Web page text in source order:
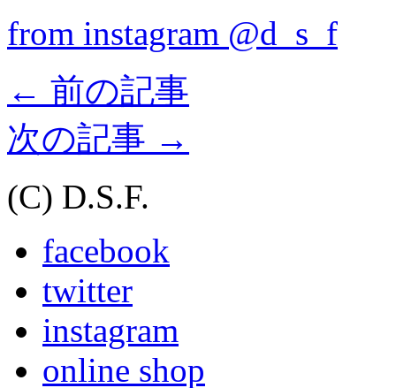
from instagram @d_s_f
← 前の記事
次の記事 →
(C) D.S.F.
facebook
twitter
instagram
online shop